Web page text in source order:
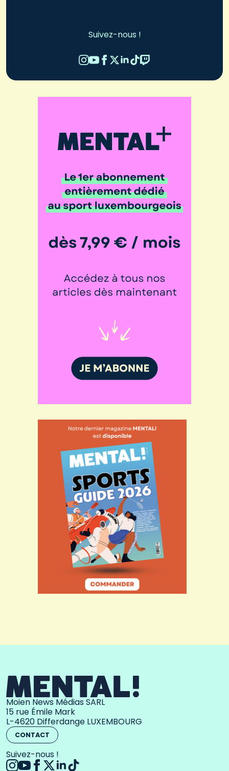
Suivez-nous !
Moien News Médias SARL
15 rue Émile Mark
L-4620 Differdange LUXEMBOURG
CONTACT
Suivez-nous !